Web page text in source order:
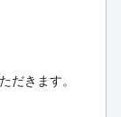
だきます。